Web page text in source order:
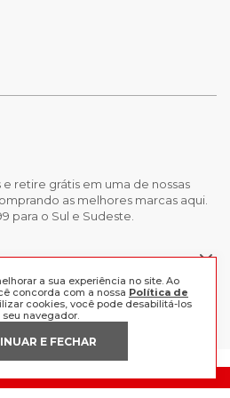
a sua experiência no site. Ao
concorda com a nossa Política de
cookies, você pode desabilitá-los
seu navegador.
E FECHAR
retire grátis em uma de nossas
as melhores marcas aqui.
para o Sul e Sudeste.